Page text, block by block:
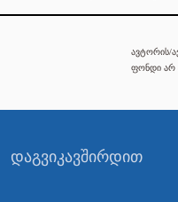
ავტორის/
ფონდი არ
დაგვიკავშირდით